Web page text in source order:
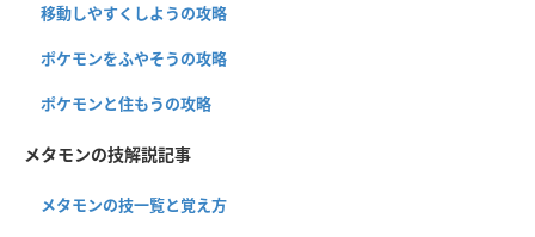
移動しやすくしようの攻略
ポケモンをふやそうの攻略
ポケモンと住もうの攻略
メタモンの技解説記事
メタモンの技一覧と覚え方